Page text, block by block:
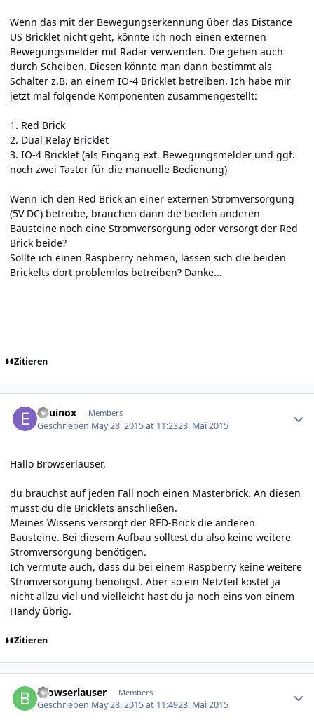
Wenn das mit der Bewegungserkennung über das Distance
US Bricklet nicht geht, könnte ich noch einen externen
Bewegungsmelder mit Radar verwenden. Die gehen auch
durch Scheiben. Diesen könnte man dann bestimmt als
Schalter z.B. an einem IO-4 Bricklet betreiben. Ich habe mir
jetzt mal folgende Komponenten zusammengestellt:
1. Red Brick
2. Dual Relay Bricklet
3. IO-4 Bricklet (als Eingang ext. Bewegungsmelder und ggf.
noch zwei Taster für die manuelle Bedienung)
Wenn ich den Red Brick an einer externen Stromversorgung
(5V DC) betreibe, brauchen dann die beiden anderen
Bausteine noch eine Stromversorgung oder versorgt der Red
Brick beide?
Sollte ich einen Raspberry nehmen, lassen sich die beiden
Brickelts dort problemlos betreiben? Danke...
Zitieren
Equinox Members
Geschrieben May 28, 2015 at 11:2328. Mai 2015
Hallo Browserlauser,
du brauchst auf jeden Fall noch einen Masterbrick. An diesen
musst du die Bricklets anschließen.
Meines Wissens versorgt der RED-Brick die anderen
Bausteine. Bei diesem Aufbau solltest du also keine weitere
Stromversorgung benötigen.
Ich vermute auch, dass du bei einem Raspberry keine weitere
Stromversorgung benötigst. Aber so ein Netzteil kostet ja
nicht allzu viel und vielleicht hast du ja noch eins von einem
Handy übrig.
Zitieren
Browserlauser Members
Geschrieben May 28, 2015 at 11:4928. Mai 2015